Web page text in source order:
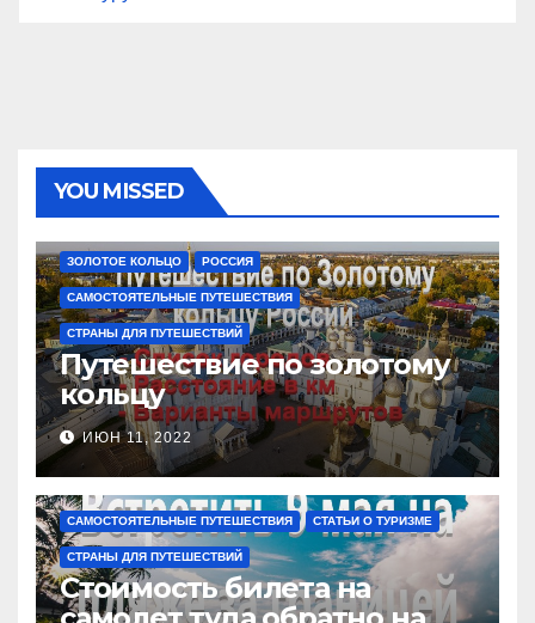
YOU MISSED
ЗОЛОТОЕ КОЛЬЦО РОССИЯ
САМОСТОЯТЕЛЬНЫЕ ПУТЕШЕСТВИЯ
СТРАНЫ ДЛЯ ПУТЕШЕСТВИЙ
Путешествие по золотому
кольцу
ИЮН 11, 2022
САМОСТОЯТЕЛЬНЫЕ ПУТЕШЕСТВИЯ СТАТЬИ О ТУРИЗМЕ
СТРАНЫ ДЛЯ ПУТЕШЕСТВИЙ
Стоимость билета на